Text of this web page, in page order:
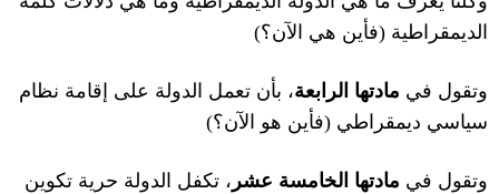
الديمقراطية (فأين هي الآن؟)
وتقول في مادتها الرابعة، بأن تعمل الدولة على إقامة نظام
سياسي ديمقراطي (فأين هو الآن؟)
وتقول في مادتها الخامسة عشر ، تكفل الدولة حرية تكوين